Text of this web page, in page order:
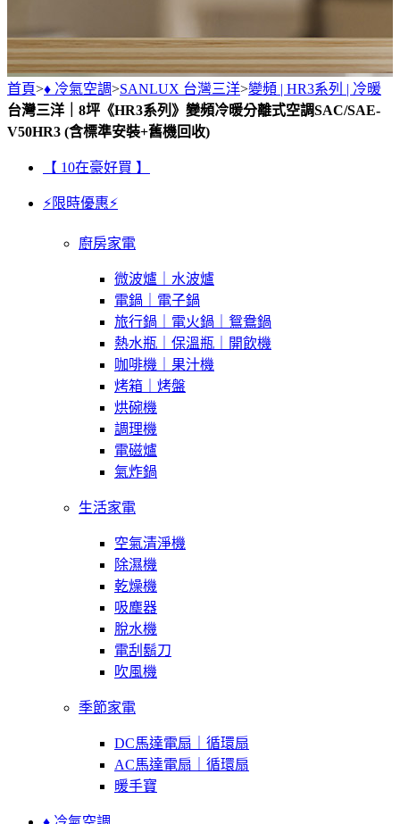
首頁>♦ 冷氣空調>SANLUX 台灣三洋>變頻 | HR3系列 | 冷暖
台灣三洋｜8坪《HR3系列》變頻冷暖分離式空調SAC/SAE-
V50HR3 (含標準安裝+舊機回收)
【 10在豪好買 】
⚡限時優惠⚡
廚房家電
微波爐｜水波爐
電鍋｜電子鍋
旅行鍋｜電火鍋｜鴛鴦鍋
熱水瓶｜保溫瓶｜開飲機
咖啡機｜果汁機
烤箱｜烤盤
烘碗機
調理機
電磁爐
氣炸鍋
生活家電
空氣清淨機
除濕機
乾燥機
吸塵器
脫水機
電刮鬍刀
吹風機
季節家電
DC馬達電扇｜循環扇
AC馬達電扇｜循環扇
暖手寶